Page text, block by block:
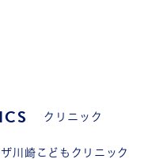
クリニック
川崎こどもクリニック